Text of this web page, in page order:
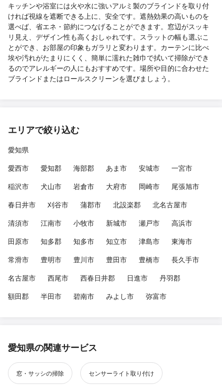
キッチンや浴室には火や水に強いアルミ製のブラインドを取り付
ければ視線を遮断できる上に、安全です。遮熱効果の高いものを
選べば、省エネ・節約につなげることができます。窓辺がスッキ
リ見え、デザイン性も高くおしゃれです。スラットの幅も選ぶこ
とができ、お部屋の印象もガラリと変わります。カーテンに比べ
埃や汚れがたまりにくく、簡単に濡れた雑巾で拭いて掃除ができ
るのでアレルギーの人にもおすすめです。場所や目的に合わせた
ブラインドまたはロールスクリーンを選びましょう。
エリアで絞り込む
愛知県
愛西市
愛知郡 海部郡 あま市 安城市
一宮市
稲沢市
犬山市 岩倉市 大府市 岡崎市
尾張旭市
春日井市
刈谷市 蒲郡市 北設楽郡
北名古屋市
清須市
江南市 小牧市 新城市 瀬戸市
高浜市
田原市
知多郡 知多市 知立市 津島市
東海市
常滑市
豊明市 豊川市 豊田市 豊橋市
長久手市
名古屋市
西尾市 西春日井郡 日進市
丹羽郡
額田郡
半田市 碧南市 みよし市 弥富市
愛知県の関連サービス
窓・サッシの掃除 センサーライト取り付け